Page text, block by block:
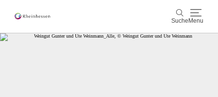
Suche Menu